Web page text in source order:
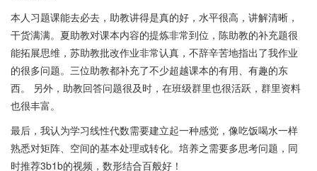
本人习题课能去必去，助教讲得是真的好，水平很高，讲解清晰，
干货满满。夏助教对课本内容的提炼非常到位，陈助教的补充题很
能拓展思维，苏助教批改作业非常认真，不辞辛苦地指出了我作业
的很多问题。三位助教都补充了不少超越课本的有用、有趣的东
西。 另外，助教回答问题很及时，在班级群里也很活跃，群里资料
也很丰富。
最后，我认为学习线性代数需要建立起一种感觉，像吃饭喝水一样
熟悉对矩阵、空间的基本处理或转化。培养之需要多思考问题，同
时推荐3b1b的视频，数形结合百般好！